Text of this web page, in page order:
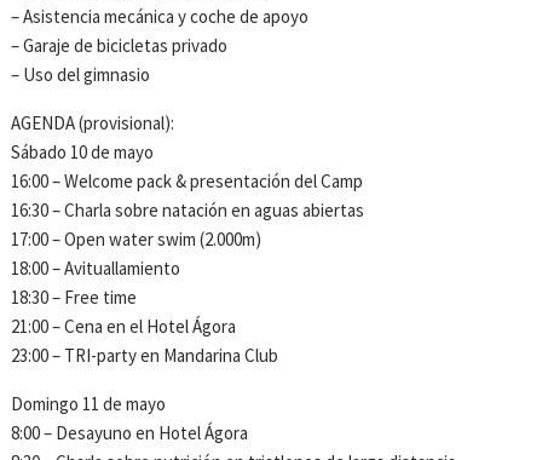
– Asistencia mecánica y coche de apoyo
– Garaje de bicicletas privado
– Uso del gimnasio
AGENDA (provisional):
Sábado 10 de mayo
16:00 – Welcome pack & presentación del Camp
16:30 – Charla sobre natación en aguas abiertas
17:00 – Open water swim (2.000m)
18:00 – Avituallamiento
18:30 – Free time
21:00 – Cena en el Hotel Ágora
23:00 – TRI-party en Mandarina Club
Domingo 11 de mayo
8:00 – Desayuno en Hotel Ágora